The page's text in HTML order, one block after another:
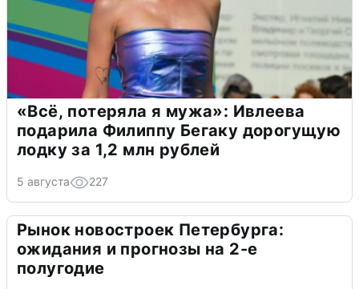
«Всё, потеряла я мужа»: Ивлеева
подарила Филиппу Бегаку дорогущую
лодку за 1,2 млн рублей
5 августа 227
Рынок новостроек Петербурга:
ожидания и прогнозы на 2-е
полугодие